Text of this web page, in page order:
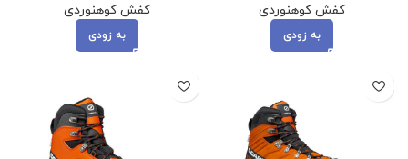
کفش کوهنوردی
به زودی
کفش کوهنوردی
به زودی